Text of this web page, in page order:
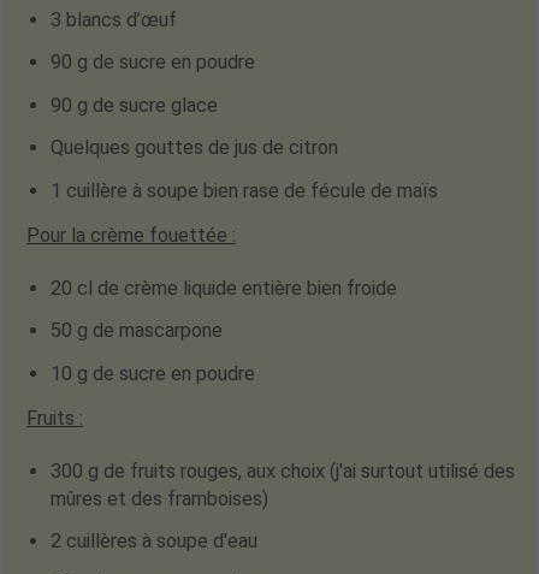
3 blancs d’œuf
90 g de sucre en poudre
90 g de sucre glace
Quelques gouttes de jus de citron
1 cuillère à soupe bien rase de fécule de maïs
Pour la crème fouettée :
20 cl de crème liquide entière bien froide
50 g de mascarpone
10 g de sucre en poudre
Fruits :
300 g de fruits rouges, aux choix (j'ai surtout utilisé des
mûres et des framboises)
2 cuillères à soupe d'eau